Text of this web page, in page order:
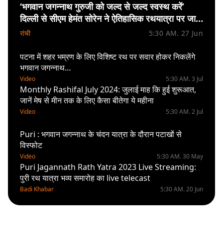
‘भगवान जगन्नाथ गुरुजी को जल्द से जल्द स्वस्थ करें’
दिल्ली से सीएम हेमंत सोरेन ने ऐतिहासिक रथयात्रा पर जारी
किया वीडियो संदेश
रांची 5:30 AM. 27 Jun
पटना में शहर भम्रण के लिए विशिष्ट रथ पर सवार होकर निकलेंगे
भगवान जगन्नाथ…
Video 5:30 AM. 3 Jul
Monthly Rashifal July 2024: जुलाई माह कि हुई शुरूआत,
जानें मेष से मीन तक के लिए कैसा बीतेगा ये महीना
Video 5:30 AM. 2 Jul
Puri : भगवान जगन्नाथ के चंदन यात्रा के दौरान पटाखों से
विस्फोट
Video 5:30 AM. 30 May
Puri Jagannath Rath Yatra 2023 Live Streaming:
पुरी रथ यात्रा भव्य समारोह का live telecast
Badi Khabar 5:30 AM. 20 Jun